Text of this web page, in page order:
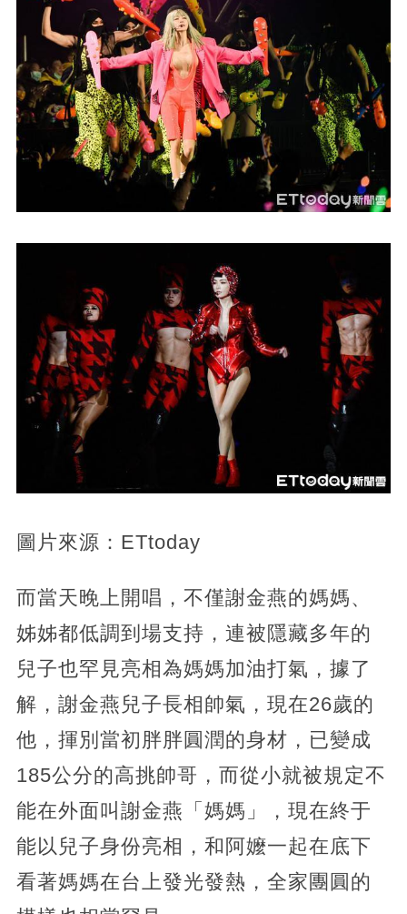
圖片來源：ETtoday
而當天晚上開唱，不僅謝金燕的媽媽、
姊姊都低調到場支持，連被隱藏多年的
兒子也罕見亮相為媽媽加油打氣，據了
解，謝金燕兒子長相帥氣，現在26歲的
他，揮別當初胖胖圓潤的身材，已變成
185公分的高挑帥哥，而從小就被規定不
能在外面叫謝金燕「媽媽」，現在終于
能以兒子身份亮相，和阿嬤一起在底下
看著媽媽在台上發光發熱，全家團圓的